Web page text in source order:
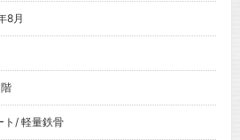
8月
ト/ 軽量鉄骨